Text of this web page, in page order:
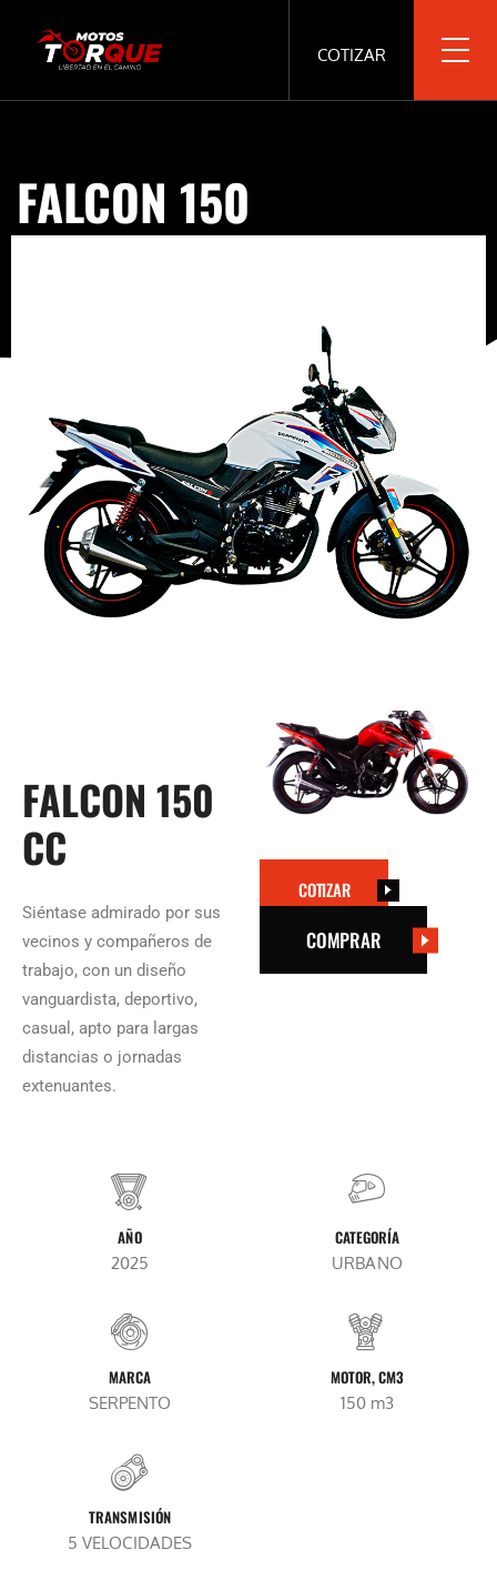
COTIZAR
FALCON 150
FALCON 150
CC
Siéntase admirado por sus
vecinos y compañeros de
trabajo, con un diseño
vanguardista, deportivo,
casual, apto para largas
distancias o jornadas
extenuantes.
COTIZAR
COMPRAR
AÑO
2025
CATEGORÍA
URBANO
MARCA
SERPENTO
MOTOR, CM3
150 m3
TRANSMISIÓN
5 VELOCIDADES